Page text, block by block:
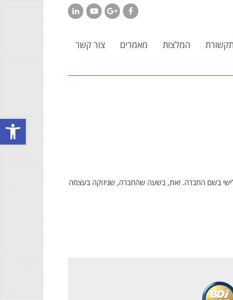
פתח
Facebook
Google+
YouTube
LinkedIn
המלצות מאמרים צור קשר
שלישי בשם החברה. זאת, בשעה שהחברה, שניזוקה בעצמה